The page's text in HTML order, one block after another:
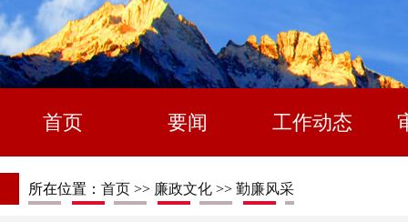
首页 要闻 工作动态
所在位置： 首页 >> 廉政文化 >> 勤廉风采